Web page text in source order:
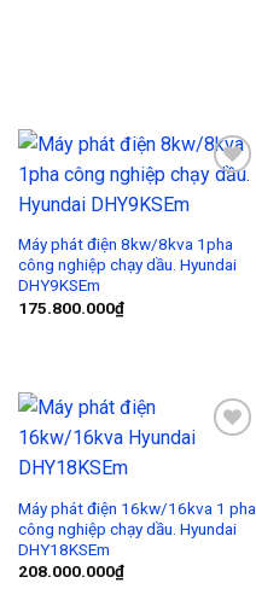
Add to
Máy phát điện 8kw/8kva 1pha
công nghiệp chạy dầu. Hyundai
DHY9KSEm
175.800.000₫
Máy phát điện 16kw/16kva 1 pha
công nghiệp chạy dầu. Hyundai
DHY18KSEm
208.000.000₫